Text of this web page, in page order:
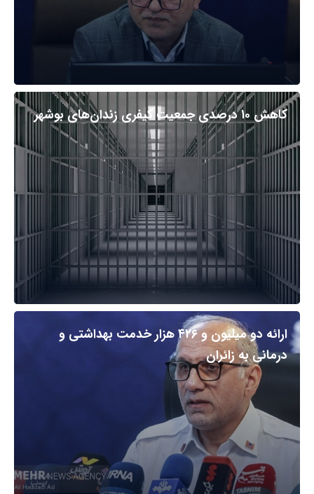
کاهش ۱۰ درصدی جمعیت کیفری زندان‌های بوشهر
ارائه دو میلیون و ۴۲۶ هزار خدمت بهداشتی و
درمانی به زائران